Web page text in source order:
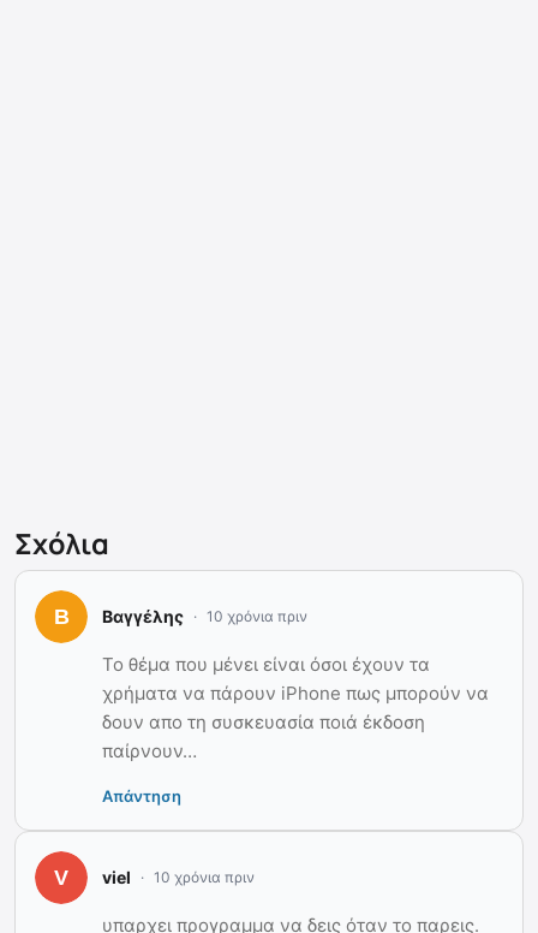
Σχόλια
Βαγγέλης 10 χρόνια πριν
Το θέμα που μένει είναι όσοι έχουν τα
χρήματα να πάρουν iPhone πως μπορούν να
δουν απο τη συσκευασία ποιά έκδοση
παίρνουν…
Απάντηση
viel 10 χρόνια πριν
υπαρχει προγραμμα να δεις όταν το παρεις.